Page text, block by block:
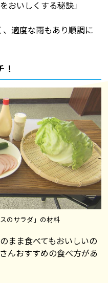
おいしくする秘訣」
適度な雨もあり順調に
のサラダ」の材料
まま食べてもおいしいの
んおすすめの食べ方があ